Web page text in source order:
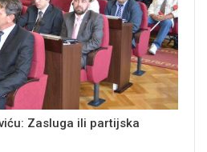
Zasluga ili partijska